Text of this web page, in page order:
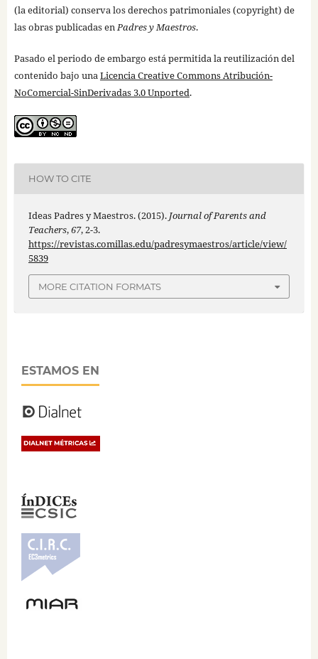
(la editorial) conserva los derechos patrimoniales (copyright) de
las obras publicadas enPadres y Maestros.
Pasado el periodo de embargo está permitida la reutilización del
contenido bajo unaLicencia Creative Commons Atribución-
NoComercial-SinDerivadas 3.0 Unported.
HOW TO CITE
Ideas Padres y Maestros. (2015). Journal of Parents and
Teachers,67, 2-3.
https://revistas.comillas.edu/padresymaestros/article/view/
5839
MORE CITATION FORMATS
ESTAMOS EN